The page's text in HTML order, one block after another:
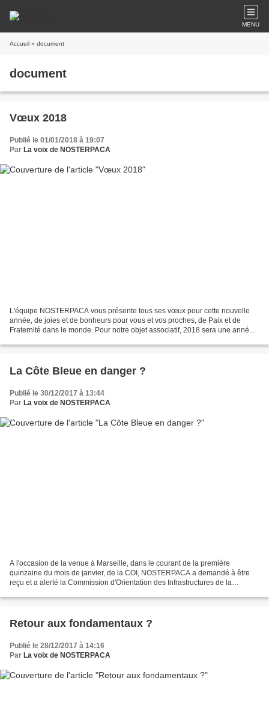
MENU
Accueil » document
document
Vœux 2018
Publié le 01/01/2018 à 19:07
Par La voix de NOSTERPACA
L'équipe NOSTERPACA vous présente tous ses vœux pour cette nouvelle
année, de joies et de bonheurs pour vous et vos proches, de Paix et de
Fraternité dans le monde. Pour notre objet associatif, 2018 sera une année
La Côte Bleue en danger ?
Publié le 30/12/2017 à 13:44
Par La voix de NOSTERPACA
A l'occasion de la venue à Marseille, dans le courant de la première
quinzaine du mois de janvier, de la COI, NOSTERPACA a demandé à être
reçu et a alerté la Commission d'Orientation des Infrastructures de la
Retour aux fondamentaux ?
Publié le 28/12/2017 à 14:16
Par La voix de NOSTERPACA